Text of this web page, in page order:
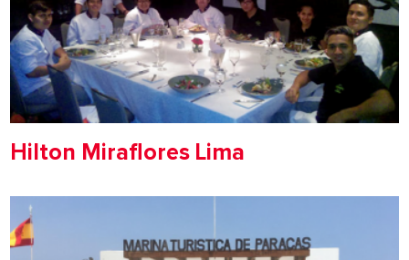
Hilton Miraflores Lima